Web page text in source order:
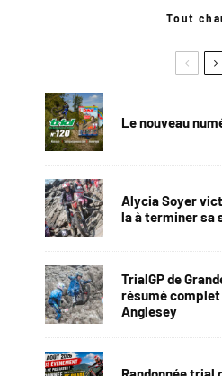
Tout
Le nouveau
Alycia Soyer
la à terminer sa
TrialGP de
résumé complet
Anglesey